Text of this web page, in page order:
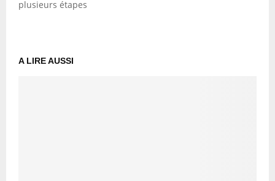
plusieurs étapes
A LIRE AUSSI